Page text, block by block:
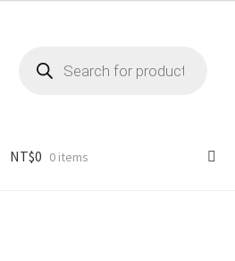
search
NT$0 0 items